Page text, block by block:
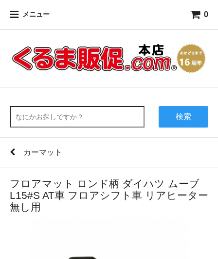
メニュー 0
検索
カーマット
フロアマット ロンド柄 ダイハツ ムーブ
L15#S AT車 フロアシフト車 リアヒーター
無し用